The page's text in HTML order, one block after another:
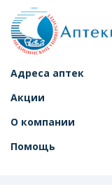
Адреса аптек
Акции
О компании
Помощь